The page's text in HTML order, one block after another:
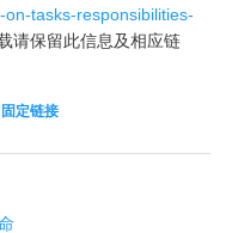
tasks-responsibilities-
请保留此信息及相应链
固定链接